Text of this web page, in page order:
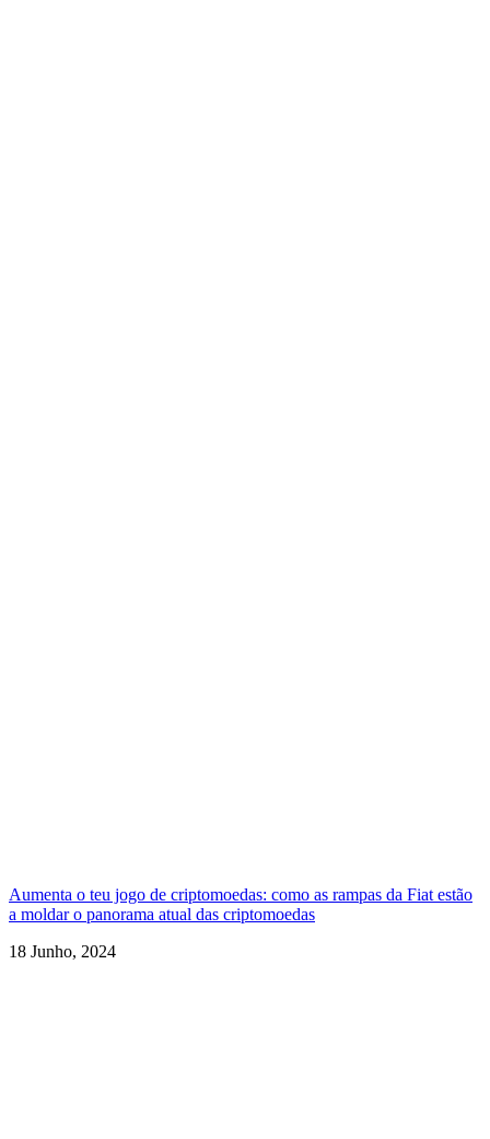
Aumenta o teu jogo de criptomoedas: como as rampas da Fiat estão
a moldar o panorama atual das criptomoedas
18 Junho, 2024